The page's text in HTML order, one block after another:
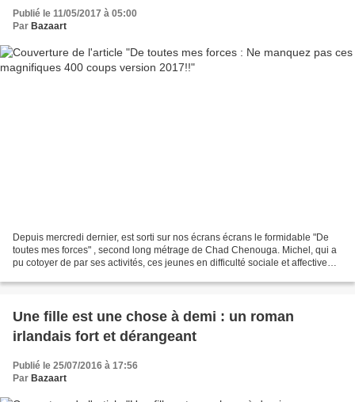
Publié le 11/05/2017 à 05:00
Par Bazaart
Depuis mercredi dernier, est sorti sur nos écrans écrans le formidable "De
toutes mes forces" , second long métrage de Chad Chenouga. Michel, qui a
pu cotoyer de par ses activités, ces jeunes en difficulté sociale et affective
Une fille est une chose à demi : un roman
irlandais fort et dérangeant
Publié le 25/07/2016 à 17:56
Par Bazaart